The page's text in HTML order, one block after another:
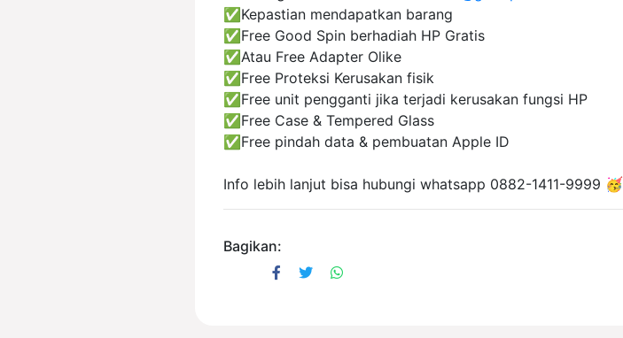
✅Kepastian mendapatkan barang
✅Free Good Spin berhadiah HP Gratis
✅Atau Free Adapter Olike
✅Free Proteksi Kerusakan fisik
✅Free unit pengganti jika terjadi kerusakan fungsi HP
✅Free Case & Tempered Glass
✅Free pindah data & pembuatan Apple ID
Info lebih lanjut bisa hubungi whatsapp 0882-1411-9999 🥳
Bagikan: